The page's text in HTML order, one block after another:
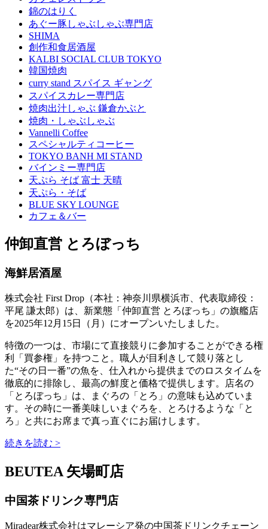
錦のはりく
あぐー豚しゃぶしゃぶ専門店
SHIMA
創作和食居酒屋
KALBI SOCIAL CLUB TOKYO
韓国焼肉
curry stand スパイス ギャング
スパイスカレー専門店
焼肉出汁しゃぶ 鎌倉かぶと
焼肉・しゃぶしゃぶ
Vannelli Coffee
スペシャルティコーヒー
TOKYO BANH MI STAND
バインミー専門店
天ぷら そば 富士 天晴
天ぷら・そば
BLUE SKY LOUNGE
カフェ＆バー
仲卸直営 とろぼっち
海鮮居酒屋
株式会社 First Drop（本社：神奈川県横浜市、代表取締役：
平尾 謙太郎）は、新業態「仲卸直営 とろぼっち」の旗艦店
を2025年12月15日（月）にオープンいたしました。
特徴の一つは、市場にて直接競りに参加することができる権
利「買参権」を持つこと。職人が目利きして競り落とし
た“その日一番”の魚を、仕入れから提供までのロスタイムを
徹底的に排除し、最高の鮮度と価格で提供します。店名の
「とろぼっち」は、まぐろの「とろ」の意味も込めていま
す。その時に一番美味しいまぐろを、とろけるような「と
ろ」と共にお席まで真っ直ぐにお届けします。
続きを読む >
BEUTEA 矢場町店
中国茶ドリンク専門店
Miradear株式会社はマレーシア発の中国茶ドリンクチェーン